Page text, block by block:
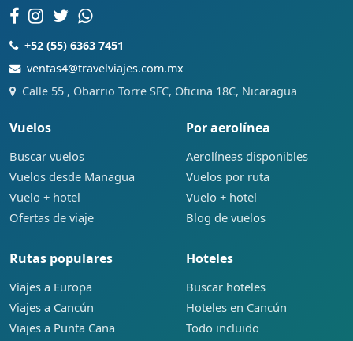
+52 (55) 6363 7451
ventas4@travelviajes.com.mx
Calle 55 , Obarrio Torre SFC, Oficina 18C, Nicaragua
Vuelos
Buscar vuelos
Vuelos desde Managua
Vuelo + hotel
Ofertas de viaje
Por aerolínea
Aerolíneas disponibles
Vuelos por ruta
Vuelo + hotel
Blog de vuelos
Rutas populares
Viajes a Europa
Viajes a Cancún
Viajes a Punta Cana
Hoteles
Buscar hoteles
Hoteles en Cancún
Todo incluido